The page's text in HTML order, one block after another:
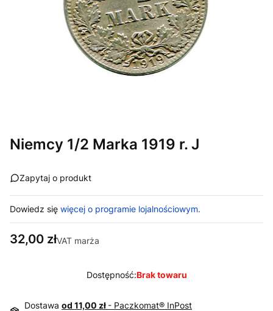
Niemcy 1/2 Marka 1919 r. J
Zapytaj o produkt
Dowiedz się więcej o programie lojalnościowym.
Cena
32,00 złVAT marża
Dostępność:Brak towaru
Dostawa od 11,00 zł - Paczkomat® InPost